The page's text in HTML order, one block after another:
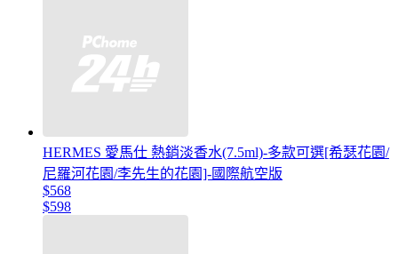
HERMES 愛馬仕 熱銷淡香水(7.5ml)-多款可選[希瑟花園/
尼羅河花園/李先生的花園]-國際航空版
$568
$598